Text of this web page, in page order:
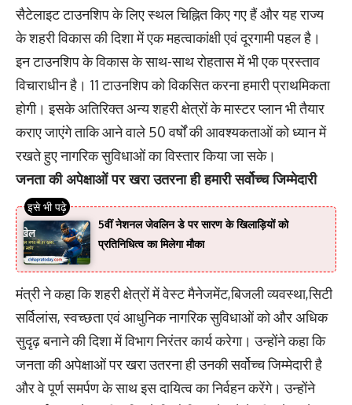
सैटेलाइट टाउनशिप के लिए स्थल चिह्नित किए गए हैं और यह राज्य
के शहरी विकास की दिशा में एक महत्वाकांक्षी एवं दूरगामी पहल है।
इन टाउनशिप के विकास के साथ-साथ रोहतास में भी एक प्रस्ताव
विचाराधीन है। 11 टाउनशिप को विकसित करना हमारी प्राथमिकता
होगी। इसके अतिरिक्त अन्य शहरी क्षेत्रों के मास्टर प्लान भी तैयार
कराए जाएंगे ताकि आने वाले 50 वर्षों की आवश्यकताओं को ध्यान में
रखते हुए नागरिक सुविधाओं का विस्तार किया जा सके।
जनता की अपेक्षाओं पर खरा उतरना ही हमारी सर्वोच्च जिम्मेदारी
5वीं नेशनल जेवलिन डे पर सारण के खिलाड़ियों को
प्रतिनिधित्व का मिलेगा मौका
मंत्री ने कहा कि शहरी क्षेत्रों में वेस्ट मैनेजमेंट,बिजली व्यवस्था,सिटी
सर्विलांस, स्वच्छता एवं आधुनिक नागरिक सुविधाओं को और अधिक
सुदृढ़ बनाने की दिशा में विभाग निरंतर कार्य करेगा। उन्होंने कहा कि
जनता की अपेक्षाओं पर खरा उतरना ही उनकी सर्वोच्च जिम्मेदारी है
और वे पूर्ण समर्पण के साथ इस दायित्व का निर्वहन करेंगे। उन्होंने